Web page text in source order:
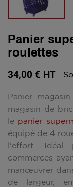
Panier
roulettes
34,00 € HT
Panier
magasin de
le panier
équipé de 4
l'effort. Idéal
commerces
manœuvrer
de largeur,